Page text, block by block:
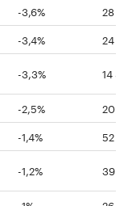
-3,6%
28
-3,4%
24
-3,3% 14
-2,5%
20
-1,4%
52
-1,2% 39